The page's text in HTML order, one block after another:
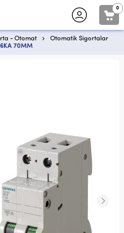
0
- Otomat
Otomatik Sigortalar
6KA 70MM